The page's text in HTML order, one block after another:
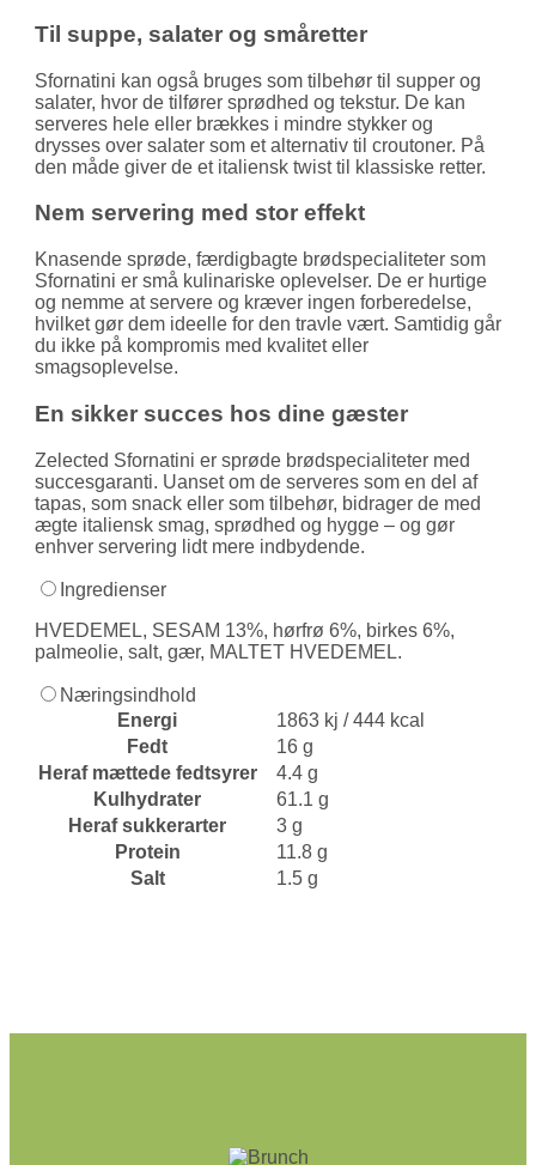
Til suppe, salater og småretter
Sfornatini kan også bruges som tilbehør til supper og
salater, hvor de tilfører sprødhed og tekstur. De kan
serveres hele eller brækkes i mindre stykker og
drysses over salater som et alternativ til croutoner. På
den måde giver de et italiensk twist til klassiske retter.
Nem servering med stor effekt
Knasende sprøde, færdigbagte brødspecialiteter som
Sfornatini er små kulinariske oplevelser. De er hurtige
og nemme at servere og kræver ingen forberedelse,
hvilket gør dem ideelle for den travle vært. Samtidig går
du ikke på kompromis med kvalitet eller
smagsoplevelse.
En sikker succes hos dine gæster
Zelected Sfornatini er sprøde brødspecialiteter med
succesgaranti. Uanset om de serveres som en del af
tapas, som snack eller som tilbehør, bidrager de med
ægte italiensk smag, sprødhed og hygge – og gør
enhver servering lidt mere indbydende.
Ingredienser
HVEDEMEL, SESAM 13%, hørfrø 6%, birkes 6%,
palmeolie, salt, gær, MALTET HVEDEMEL.
Næringsindhold
Energi
1863 kj / 444 kcal
Fedt
16 g
Heraf mættede fedtsyrer
4.4 g
Kulhydrater
61.1 g
Heraf sukkerarter
3 g
Protein
11.8 g
Salt
1.5 g